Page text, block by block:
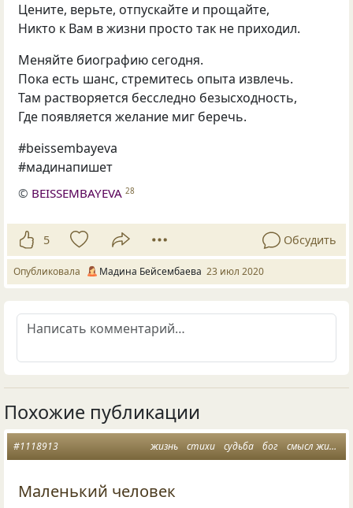
Цените, верьте, отпускайте и прощайте,
Никто к Вам в жизни просто так не приходил.
Меняйте биографию сегодня.
Пока есть шанс, стремитесь опыта извлечь.
Там растворяется бесследно безысходность,
Где появляется желание миг беречь.
#beissembayeva
#мадинапишет
© BEISSEMBAYEVA 28
5 Обсудить
Опубликовала Мадина Бейсембаева 23 июл 2020
Похожие публикации
жизнь стихи судьба бог смысл жизни
#1118913
Маленький человек